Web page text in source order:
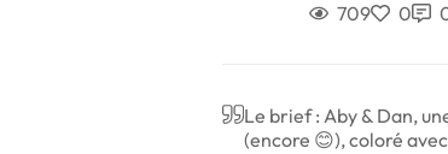
709 0
Le brief : Aby & Dan,
(encore 😊), coloré